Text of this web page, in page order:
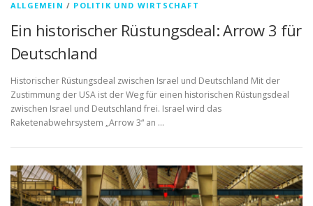
ALLGEMEIN / POLITIK UND WIRTSCHAFT
Ein historischer Rüstungsdeal: Arrow 3 für
Deutschland
Historischer Rüstungsdeal zwischen Israel und Deutschland Mit der
Zustimmung der USA ist der Weg für einen historischen Rüstungsdeal
zwischen Israel und Deutschland frei. Israel wird das
Raketenabwehrsystem „Arrow 3“ an …